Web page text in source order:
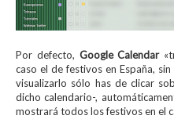
Por defecto, Google Calendar
caso el de festivos en España,
visualizarlo sólo has de clicar
dicho calendario-,
mostrará todos los festivos en el